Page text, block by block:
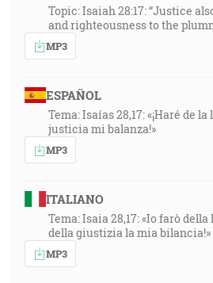
Topic: Isaiah 28:17: “Justice
and righteousness to the
MP3
ESPAÑOL
Tema: Isaías 28,17: «¡Haré de
justicia mi balanza!»
MP3
ITALIANO
Tema: Isaia 28,17: «Io farò
della giustizia la mia bilancia!»
MP3